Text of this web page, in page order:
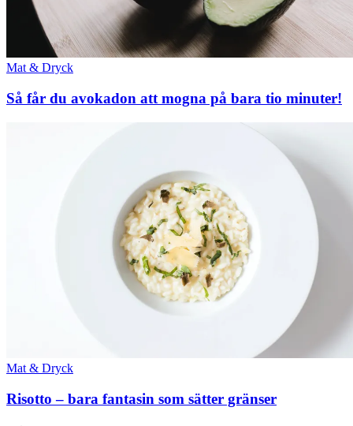
Mat & Dryck
Så får du avokadon att mogna på bara tio minuter!
Mat & Dryck
Risotto – bara fantasin som sätter gränser